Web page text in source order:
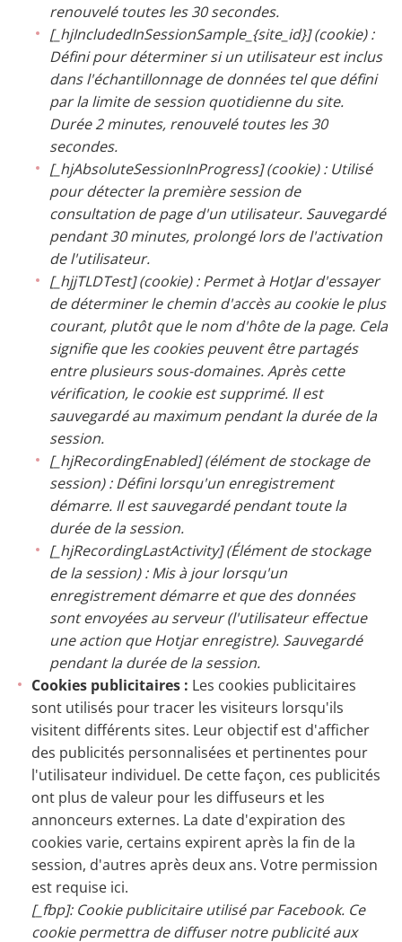
renouvelé toutes les 30 secondes.
[_hjIncludedInSessionSample_{site_id}] (cookie) :
Défini pour déterminer si un utilisateur est inclus
dans l'échantillonnage de données tel que défini
par la limite de session quotidienne du site.
Durée 2 minutes, renouvelé toutes les 30
secondes.
[_hjAbsoluteSessionInProgress] (cookie) : Utilisé
pour détecter la première session de
consultation de page d'un utilisateur. Sauvegardé
pendant 30 minutes, prolongé lors de l'activation
de l'utilisateur.
[_hjjTLDTest] (cookie) : Permet à HotJar d'essayer
de déterminer le chemin d'accès au cookie le plus
courant, plutôt que le nom d'hôte de la page. Cela
signifie que les cookies peuvent être partagés
entre plusieurs sous-domaines. Après cette
vérification, le cookie est supprimé. Il est
sauvegardé au maximum pendant la durée de la
session.
[_hjRecordingEnabled] (élément de stockage de
session) : Défini lorsqu'un enregistrement
démarre. Il est sauvegardé pendant toute la
durée de la session.
[_hjRecordingLastActivity] (Élément de stockage
de la session) : Mis à jour lorsqu'un
enregistrement démarre et que des données
sont envoyées au serveur (l'utilisateur effectue
une action que Hotjar enregistre). Sauvegardé
pendant la durée de la session.
Cookies publicitaires : Les cookies publicitaires
sont utilisés pour tracer les visiteurs lorsqu'ils
visitent différents sites. Leur objectif est d'afficher
des publicités personnalisées et pertinentes pour
l'utilisateur individuel. De cette façon, ces publicités
ont plus de valeur pour les diffuseurs et les
annonceurs externes. La date d'expiration des
cookies varie, certains expirent après la fin de la
session, d'autres après deux ans. Votre permission
est requise ici.
[_fbp]: Cookie publicitaire utilisé par Facebook. Ce
cookie permettra de diffuser notre publicité aux